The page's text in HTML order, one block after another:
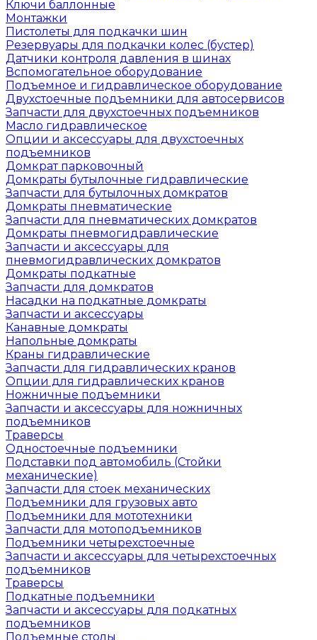
Ключи баллонные
Монтажки
Пистолеты для подкачки шин
Резервуары для подкачки колес (бустер)
Датчики контроля давления в шинах
Вспомогательное оборудование
Подъемное и гидравлическое оборудование
Двухстоечные подъемники для автосервисов
Запчасти для двухстоечных подъемников
Масло гидравлическое
Опции и аксессуары для двухстоечных
подъемников
Домкрат парковочный
Домкраты бутылочные гидравлические
Запчасти для бутылочных домкратов
Домкраты пневматические
Запчасти для пневматических домкратов
Домкраты пневмогидравлические
Запчасти и аксессуары для
пневмогидравлических домкратов
Домкраты подкатные
Запчасти для домкратов
Насадки на подкатные домкраты
Запчасти и аксессуары
Канавные домкраты
Напольные домкраты
Краны гидравлические
Запчасти для гидравлических кранов
Опции для гидравлических кранов
Ножничные подъемники
Запчасти и аксессуары для ножничных
подъемников
Траверсы
Одностоечные подъемники
Подставки под автомобиль (Стойки
механические)
Запчасти для стоек механических
Подъемники для грузовых авто
Подъемники для мототехники
Запчасти для мотоподъемников
Подъемники четырехстоечные
Запчасти и аксессуары для четырехстоечных
подъемников
Траверсы
Подкатные подъемники
Запчасти и аксессуары для подкатных
подъемников
Подъемные столы